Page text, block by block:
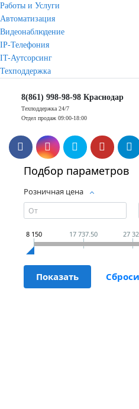
Работы и Услуги
Автоматизация
Видеонаблюдение
IP-Телефония
IT-Аутсорсинг
Техподдержка
8(861) 998-98-98 Краснодар
Техподдержка 24/7
Отдел продаж 09:00-18:00
Подбор параметров
Розничная цена
8 150 17 737.50 27